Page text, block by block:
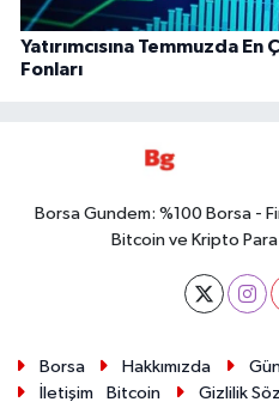
Yatırımcısına Temmuzda En
Fonları
Borsa Gundem: %100 Borsa -
Bitcoin ve Kripto
Borsa Hakkımızda
İletişim
Bitcoin Gizlilik